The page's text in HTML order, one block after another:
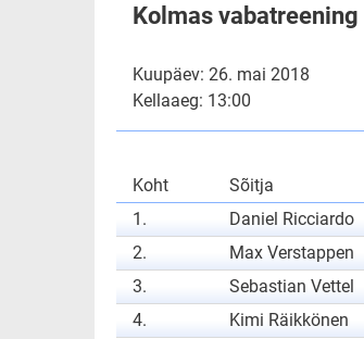
Kolmas vabatreening
Kuupäev: 26. mai 2018
Kellaaeg: 13:00
Koht Sõitja
1.
Daniel Ricciardo
2.
Max Verstappen
3.
Sebastian Vettel
4.
Kimi Räikkönen